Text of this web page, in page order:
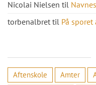
Nicolai Nielsen til
torbenalbret til På
Aftenskole
Amter